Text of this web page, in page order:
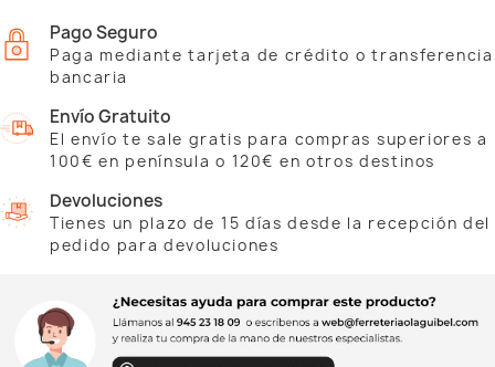
Pago Seguro
Paga mediante tarjeta de crédito o transferencia
bancaria
Envío Gratuito
El envío te sale gratis para compras superiores a
100€ en península o 120€ en otros destinos
Devoluciones
Tienes un plazo de 15 días desde la recepción del
pedido para devoluciones